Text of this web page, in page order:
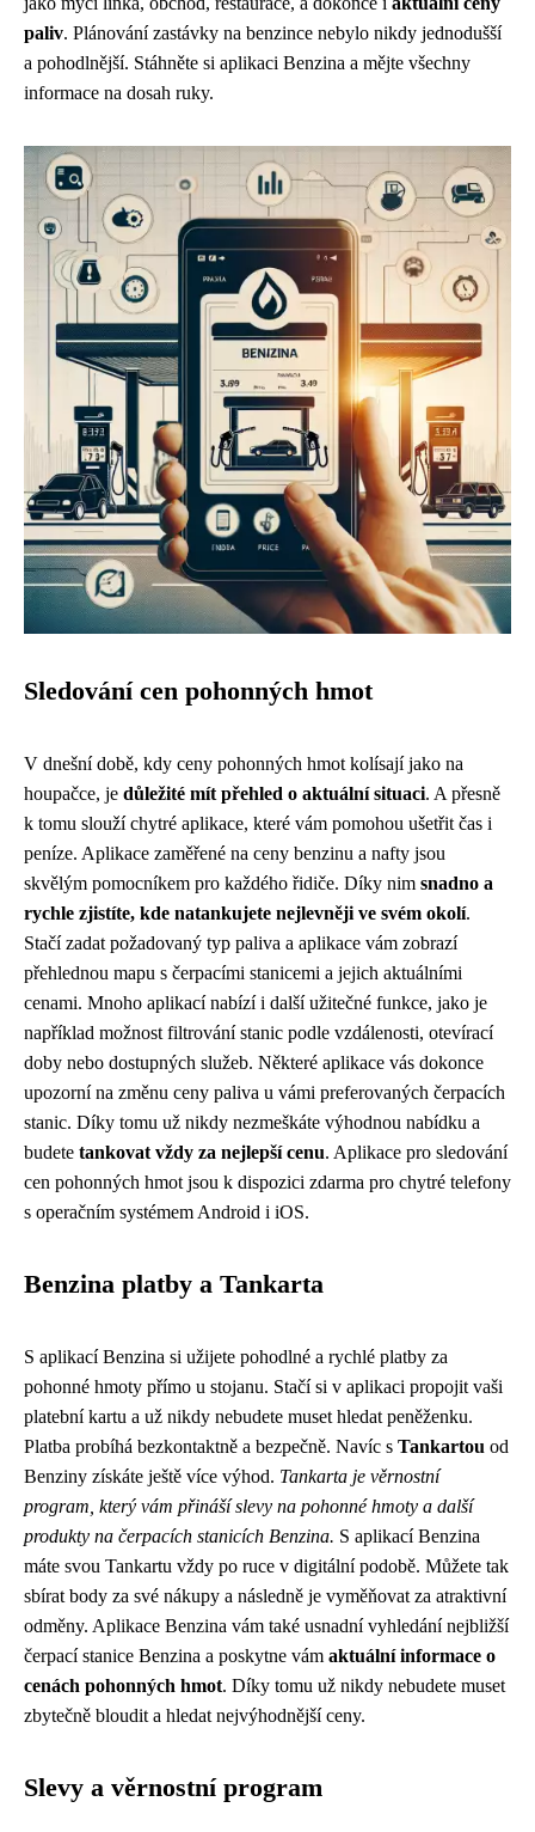
paliv. Plánování zastávky na benzince nebylo nikdy jednodušší
a pohodlnější. Stáhněte si aplikaci Benzina a mějte všechny
informace na dosah ruky.
Sledování cen pohonných hmot
V dnešní době, kdy ceny pohonných hmot kolísají jako na
houpačce, je důležité mít přehled o aktuální situaci. A přesně
k tomu slouží chytré aplikace, které vám pomohou ušetřit čas i
peníze. Aplikace zaměřené na ceny benzinu a nafty jsou
skvělým pomocníkem pro každého řidiče. Díky nim snadno a
rychle zjistíte, kde natankujete nejlevněji ve svém okolí.
Stačí zadat požadovaný typ paliva a aplikace vám zobrazí
přehlednou mapu s čerpacími stanicemi a jejich aktuálními
cenami. Mnoho aplikací nabízí i další užitečné funkce, jako je
například možnost filtrování stanic podle vzdálenosti, otevírací
doby nebo dostupných služeb. Některé aplikace vás dokonce
upozorní na změnu ceny paliva u vámi preferovaných čerpacích
stanic. Díky tomu už nikdy nezmeškáte výhodnou nabídku a
budete tankovat vždy za nejlepší cenu. Aplikace pro sledování
cen pohonných hmot jsou k dispozici zdarma pro chytré telefony
s operačním systémem Android i iOS.
Benzina platby a Tankarta
S aplikací Benzina si užijete pohodlné a rychlé platby za
pohonné hmoty přímo u stojanu. Stačí si v aplikaci propojit vaši
platební kartu a už nikdy nebudete muset hledat peněženku.
Platba probíhá bezkontaktně a bezpečně. Navíc s Tankartou od
Benziny získáte ještě více výhod. Tankarta je věrnostní
program, který vám přináší slevy na pohonné hmoty a další
produkty na čerpacích stanicích Benzina. S aplikací Benzina
máte svou Tankartu vždy po ruce v digitální podobě. Můžete tak
sbírat body za své nákupy a následně je vyměňovat za atraktivní
odměny. Aplikace Benzina vám také usnadní vyhledání nejbližší
čerpací stanice Benzina a poskytne vám aktuální informace o
cenách pohonných hmot. Díky tomu už nikdy nebudete muset
zbytečně bloudit a hledat nejvýhodnější ceny.
Slevy a věrnostní program